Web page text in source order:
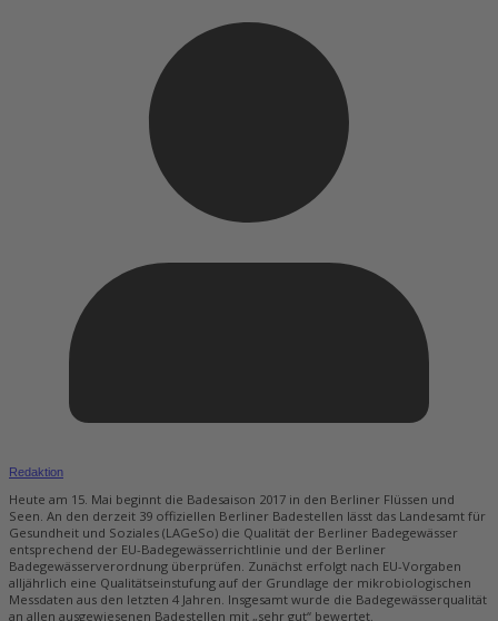
Redaktion
Heute am 15. Mai beginnt die Badesaison 2017 in den Berliner Flüssen und
Seen. An den derzeit 39 offiziellen Berliner Badestellen lässt das Landesamt für
Gesundheit und Soziales (LAGeSo) die Qualität der Berliner Badegewässer
entsprechend der EU-Badegewässerrichtlinie und der Berliner
Badegewässerverordnung überprüfen. Zunächst erfolgt nach EU-Vorgaben
alljährlich eine Qualitätseinstufung auf der Grundlage der mikrobiologischen
Messdaten aus den letzten 4 Jahren. Insgesamt wurde die Badegewässerqualität
an allen ausgewiesenen Badestellen mit „sehr gut“ bewertet.